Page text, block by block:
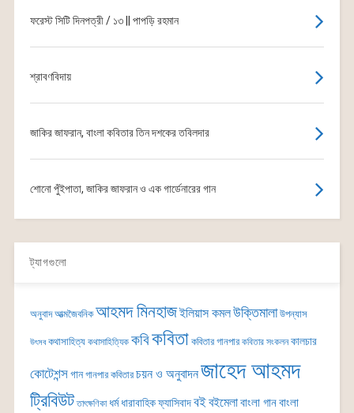
ফরেস্ট সিটি দিনপত্রী / ১৩ || পাপড়ি রহমান
শ্রাবণবিদায়
জাকির জাফরান, বাংলা কবিতার তিন দশকের তবিলদার
শোনো পুঁইপাতা, জাকির জাফরান ও এক গার্ডেনারের গান
ট্যাগগুলো
অনুবাদ আত্মজৈবনিক আহমদ মিনহাজইলিয়াস কমলউক্তিমালা উপন্যাস
উৎসব কথাসাহিত্য কথাসাহিত্যিক কবিকবিতা কবিতার গানপার কবিতার সংকলন কালচার
কোটেশন্সগান গানপার কবিতার চয়ন ও অনুবাদনজাহেদ আহমদ
ট্রিবিউট তাৎক্ষণিকা ধর্ম ধারাবাহিকফ্যাসিবাদবইবইমেলাবাংলা গানবাংলা